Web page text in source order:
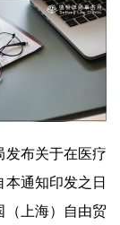
发布关于在医疗
通知印发之日
（上海）自由贸